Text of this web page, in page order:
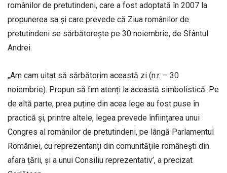
românilor de pretutindeni, care a fost adoptată în 2007 la
propunerea sa și care prevede că Ziua românilor de
pretutindeni se sărbătorește pe 30 noiembrie, de Sfântul
Andrei.
„Am cam uitat să sărbătorim această zi (n.r. – 30
noiembrie). Propun să fim atenți la această simbolistică. Pe
de altă parte, prea puține din acea lege au fost puse în
practică și, printre altele, legea prevede înființarea unui
Congres al românilor de pretutindeni, pe lângă Parlamentul
României, cu reprezentanți din comunitățile românești din
afara țării, și a unui Consiliu reprezentativ’, a precizat